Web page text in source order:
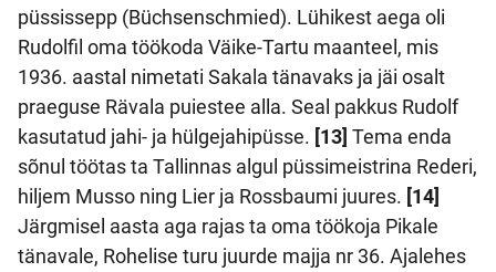
püssissepp (Büchsenschmied). Lühikest aega oli
Rudolfil oma töökoda Väike-Tartu maanteel, mis
1936. aastal nimetati Sakala tänavaks ja jäi osalt
praeguse Rävala puiestee alla. Seal pakkus Rudolf
kasutatud jahi- ja hülgejahipüsse. [13] Tema enda
sõnul töötas ta Tallinnas algul püssimeistrina Rederi,
hiljem Musso ning Lier ja Rossbaumi juures. [14]
Järgmisel aasta aga rajas ta oma töökoja Pikale
tänavale, Rohelise turu juurde majja nr 36. Ajalehes